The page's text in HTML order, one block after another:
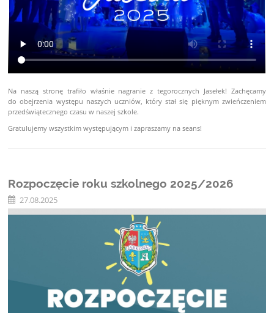
Na naszą stronę trafiło właśnie nagranie z tegorocznych Jasełek! Zachęcamy
do obejrzenia występu naszych uczniów, który stał się pięknym zwieńczeniem
przedświątecznego czasu w naszej szkole.
Gratulujemy wszystkim występującym i zapraszamy na seans!
Rozpoczęcie roku szkolnego 2025/2026
27.08.2025